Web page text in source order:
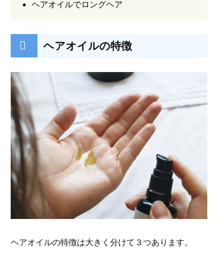
ヘアオイルでロングヘア
ヘアオイルの特徴
ヘアオイルの特徴は大きく分けて３つあります。